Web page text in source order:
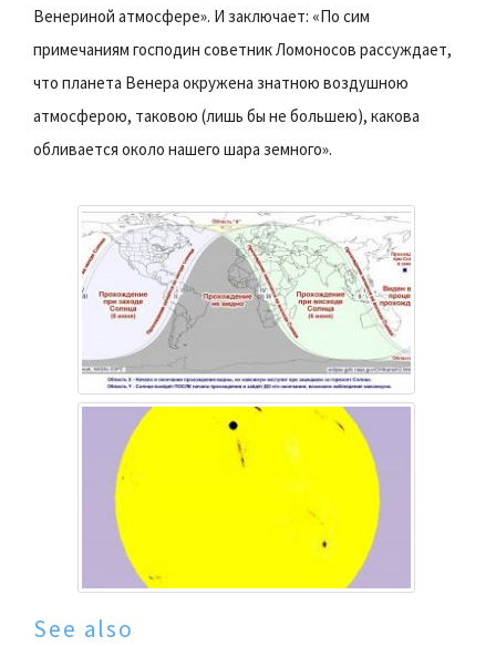
Венериной атмосфере». И заключает: «По сим
примечаниям господин советник Ломоносов рассуждает,
что планета Венера окружена знатною воздушною
атмосферою, таковою (лишь бы не большею), какова
обливается около нашего шара земного».
See also